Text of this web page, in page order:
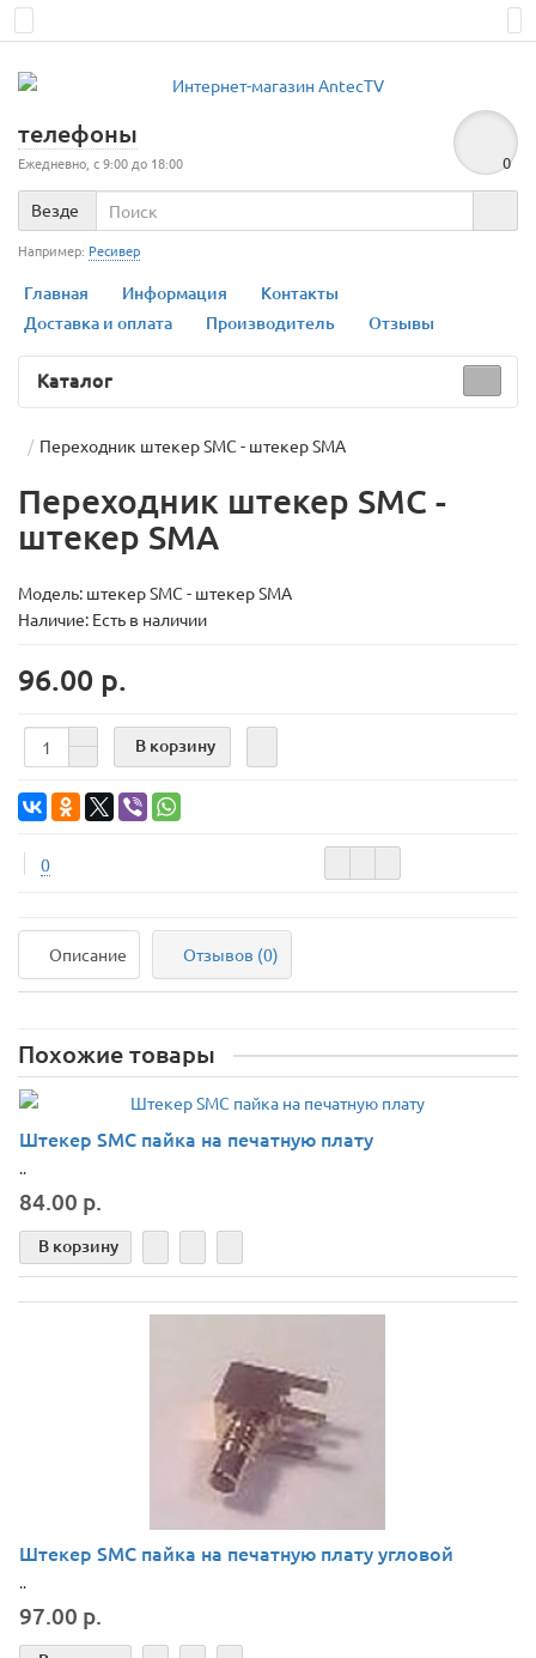
телефоны
Ежедневно, с 9:00 до 18:00 0
Везде
Например: Ресивер
Главная Информация
Контакты
Доставка и оплата
Производитель Отзывы
Каталог
Переходник штекер SMC - штекер SMA
Переходник штекер SMC -
штекер SMA
Модель: штекер SMC - штекер SMA
Наличие: Есть в наличии
96.00 р.
В корзину
0
Описание Отзывов (0)
Похожие товары
Штекер SMC пайка на печатную плату
..
84.00 р.
В корзину
Штекер SMC пайка на печатную плату угловой
..
97.00 р.